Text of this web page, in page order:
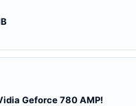
Geforce 780 AMP!